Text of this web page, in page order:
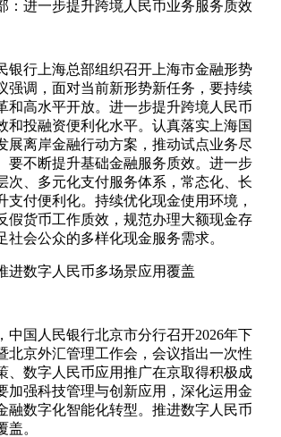
：进一步提升跨境人民币业务服务质效
银行上海总部组织召开上海市金融形势
强调，面对当前新形势新任务，要持续
和高水平开放。进一步提升跨境人民币
和投融资便利化水平。认真落实上海国
展离岸金融行动方案，推动试点业务尽
要不断提升基础金融服务质效。进一步
次、多元化支付服务体系，常态化、长
支付便利化。持续优化现金使用环境，
假货币工作质效，规范办理大额现金存
社会公众的多样化现金服务需求。
进数字人民币多场景应用覆盖
中国人民银行北京市分行召开2026年下
北京外汇管理工作会，会议指出一次性
、数字人民币应用推广在京取得积极成
加强科技管理与创新应用，深化运用金
融数字化智能化转型。推进数字人民币
盖。